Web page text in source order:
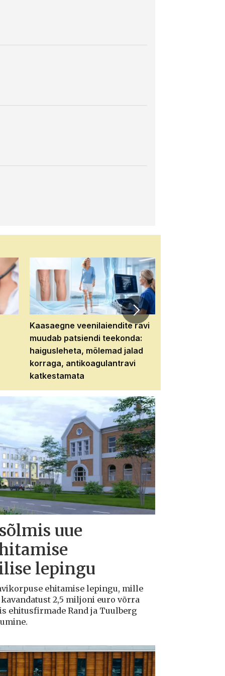
Kaasaegne veenilaiendite ravi
muudab patsiendi teekonda:
haigusleheta, mõlemad jalad
korraga, antikoagulantravi
katkestamata
uue
lepingu
ehitamise lepingu, mille
2,5 miljoni euro võrra
ehitusfirmade Rand ja Tuulberg